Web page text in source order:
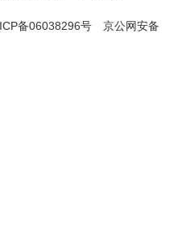
备06038296号
京公网安备